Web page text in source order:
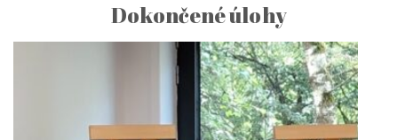
Dokončené úlohy